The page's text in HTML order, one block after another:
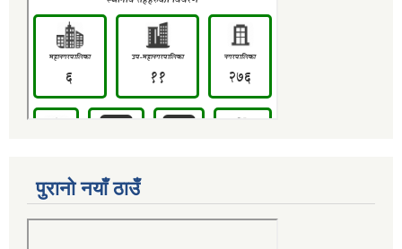
पुरानो नयाँ ठाउँ